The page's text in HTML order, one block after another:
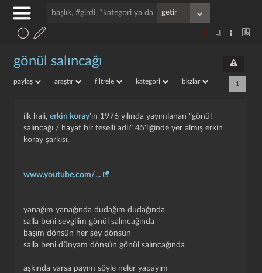
gönül salıncağı
paylaş araştır filtrele kategori bkzlar 1
ilk hali, erkin koray'ın 1976 yılında yayımlanan "gönül
salıncağı / hayat bir teselli adlı" 45'liğinde yer almış erkin
koray şarkısı,
www.youtube.com/...
yanağım yanağında dudağım dudağında
salla beni sevgilim gönül salıncağında
başım dönsün her şey dönsün
salla beni dünyam dönsün gönül salıncağında
aşkında varsa payım söyle neler yapayım